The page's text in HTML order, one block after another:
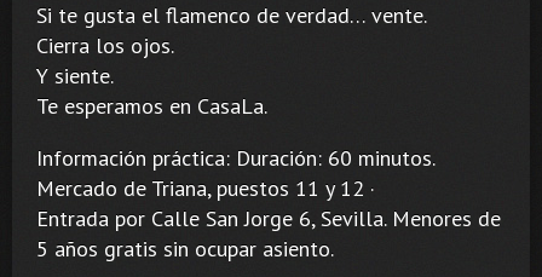
Si te gusta el flamenco de verdad… vente.
Cierra los ojos.
Y siente.
Te esperamos en CasaLa.
Información práctica: Duración: 60 minutos.
Mercado de Triana, puestos 11 y 12 ·
Entrada por Calle San Jorge 6, Sevilla. Menores de
5 años gratis sin ocupar asiento.